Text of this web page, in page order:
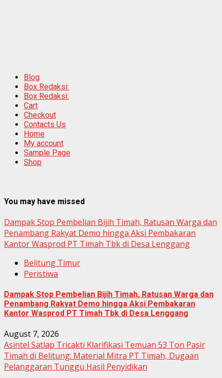
Blog
Box Redaksi:
Box Redaksi:
Cart
Checkout
Contacts Us
Home
My account
Sample Page
Shop
You may have missed
Dampak Stop Pembelian Bijih Timah, Ratusan Warga dan
Penambang Rakyat Demo hingga Aksi Pembakaran
Kantor Wasprod PT Timah Tbk di Desa Lenggang
Belitung Timur
Peristiwa
Dampak Stop Pembelian Bijih Timah, Ratusan Warga dan
Penambang Rakyat Demo hingga Aksi Pembakaran
Kantor Wasprod PT Timah Tbk di Desa Lenggang
August 7, 2026
Asintel Satlap Tricakti Klarifikasi Temuan 53 Ton Pasir
Timah di Belitung: Material Mitra PT Timah, Dugaan
Pelanggaran Tunggu Hasil Penyidikan